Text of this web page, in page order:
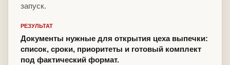
запуск.
РЕЗУЛЬТАТ
Документы нужные для открытия цеха выпечки:
список, сроки, приоритеты и готовый комплект
под фактический формат.